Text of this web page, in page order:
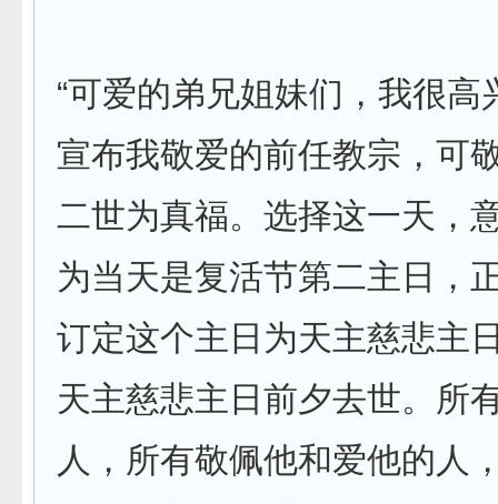
“可爱的弟兄姐妹们，我很高
宣布我敬爱的前任教宗，可
二世为真福。选择这一天，
为当天是复活节第二主日，
订定这个主日为天主慈悲主
天主慈悲主日前夕去世。所
人，所有敬佩他和爱他的人